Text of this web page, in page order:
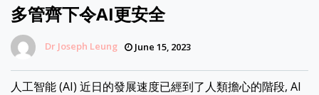
多管齊下令AI更安全
Dr Joseph Leung June 15, 2023
人工智能 (AI) 近日的發展速度已經到了人類擔心的階段, AI